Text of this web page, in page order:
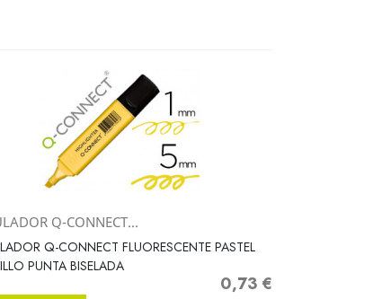
 Vista rápida
Q-CONNECT...
Q-CONNECT FLUORESCENTE PASTEL
PUNTA BISELADA
Precio
0,73 €